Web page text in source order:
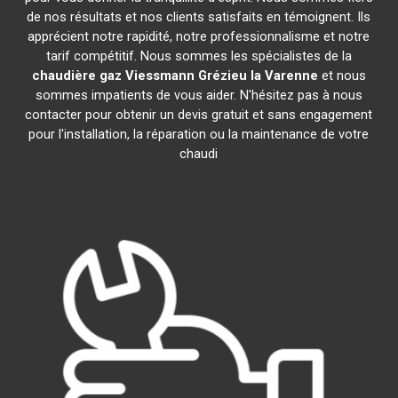
de nos résultats et nos clients satisfaits en témoignent. Ils
apprécient notre rapidité, notre professionnalisme et notre
tarif compétitif. Nous sommes les spécialistes de la
chaudière gaz Viessmann Grézieu la Varenne et nous
sommes impatients de vous aider. N'hésitez pas à nous
contacter pour obtenir un devis gratuit et sans engagement
pour l'installation, la réparation ou la maintenance de votre
chaudi